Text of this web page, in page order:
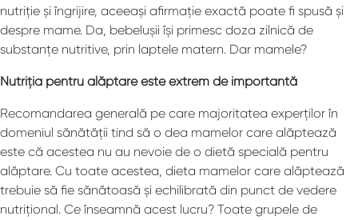
nutriție și îngrijire, aceeași afirmație exactă poate fi spusă și
despre mame. Da, bebelușii își primesc doza zilnică de
substanțe nutritive, prin laptele matern. Dar mamele?
Nutriția pentru alăptare este extrem de importantă
Recomandarea generală pe care majoritatea experților în
domeniul sănătății tind să o dea mamelor care alăptează
este că acestea nu au nevoie de o dietă specială pentru
alăptare. Cu toate acestea, dieta mamelor care alăptează
trebuie să fie sănătoasă și echilibrată din punct de vedere
nutrițional. Ce înseamnă acest lucru? Toate grupele de